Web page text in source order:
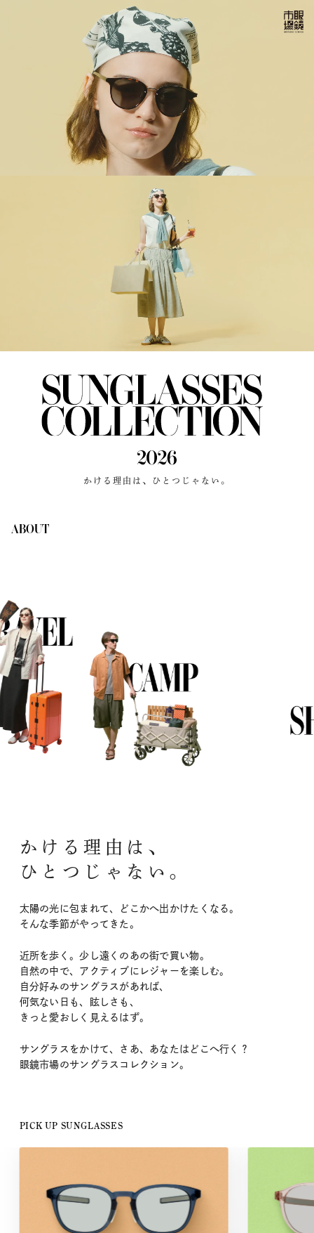
かける理由は、ひとつじゃない。
ABOUT
かける理由は、
ひとつじゃない。
太陽の光に包まれて、どこかへ出かけたくなる。
そんな季節がやってきた。
近所を歩く。少し遠くのあの街で買い物。
自然の中で、アクティブにレジャーを楽しむ。
自分好みのサングラスがあれば、
何気ない日も、眩しさも、
きっと愛おしく見えるはず。
サングラスをかけて、さあ、あなたはどこへ行く？
眼鏡市場のサングラスコレクション。
PICK UP SUNGLASSES